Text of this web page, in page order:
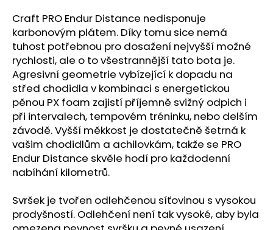
Craft PRO Endur Distance nedisponuje
karbonovým plátem. Díky tomu sice nemá
tuhost potřebnou pro dosažení nejvyšší možné
rychlosti, ale o to všestrannější tato bota je.
Agresivní geometrie vybízející k dopadu na
střed chodidla v kombinaci s energetickou
pěnou PX foam zajistí příjemně svižný odpich i
při intervalech, tempovém tréninku, nebo delším
závodě. Vyšší měkkost je dostatečně šetrná k
vašim chodidlům a achilovkám, takže se PRO
Endur Distance skvěle hodí pro každodenní
nabíhání kilometrů.
Svršek je tvořen odlehčenou síťovinou s vysokou
prodyšností. Odlehčení není tak vysoké, aby byla
e
m
e
BOTY
CRAFT
CTM
ULTRA
3
-
BÉŽOVÁ
1
599
Kč
1
990
Kč